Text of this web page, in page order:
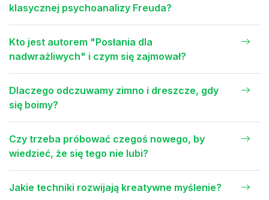
klasycznej psychoanalizy Freuda?
Kto jest autorem "Posłania dla
nadwrażliwych" i czym się zajmował?
Dlaczego odczuwamy zimno i dreszcze, gdy
się boimy?
Czy trzeba próbować czegoś nowego, by
wiedzieć, że się tego nie lubi?
Jakie techniki rozwijają kreatywne myślenie?